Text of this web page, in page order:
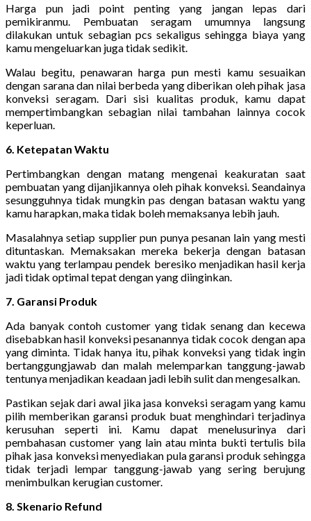
Harga pun jadi point penting yang jangan lepas dari
pemikiranmu. Pembuatan seragam umumnya langsung
dilakukan untuk sebagian pcs sekaligus sehingga biaya yang
kamu mengeluarkan juga tidak sedikit.
Walau begitu, penawaran harga pun mesti kamu sesuaikan
dengan sarana dan nilai berbeda yang diberikan oleh pihak jasa
konveksi seragam. Dari sisi kualitas produk, kamu dapat
mempertimbangkan sebagian nilai tambahan lainnya cocok
keperluan.
6. Ketepatan Waktu
Pertimbangkan dengan matang mengenai keakuratan saat
pembuatan yang dijanjikannya oleh pihak konveksi. Seandainya
sesungguhnya tidak mungkin pas dengan batasan waktu yang
kamu harapkan, maka tidak boleh memaksanya lebih jauh.
Masalahnya setiap supplier pun punya pesanan lain yang mesti
dituntaskan. Memaksakan mereka bekerja dengan batasan
waktu yang terlampau pendek beresiko menjadikan hasil kerja
jadi tidak optimal tepat dengan yang diinginkan.
7. Garansi Produk
Ada banyak contoh customer yang tidak senang dan kecewa
disebabkan hasil konveksi pesanannya tidak cocok dengan apa
yang diminta. Tidak hanya itu, pihak konveksi yang tidak ingin
bertanggungjawab dan malah melemparkan tanggung-jawab
tentunya menjadikan keadaan jadi lebih sulit dan mengesalkan.
Pastikan sejak dari awal jika jasa konveksi seragam yang kamu
pilih memberikan garansi produk buat menghindari terjadinya
kerusuhan seperti ini. Kamu dapat menelusurinya dari
pembahasan customer yang lain atau minta bukti tertulis bila
pihak jasa konveksi menyediakan pula garansi produk sehingga
tidak terjadi lempar tanggung-jawab yang sering berujung
menimbulkan kerugian customer.
8. Skenario Refund